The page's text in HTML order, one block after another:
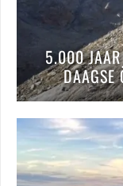
5.000 JAAR
DAAGSE